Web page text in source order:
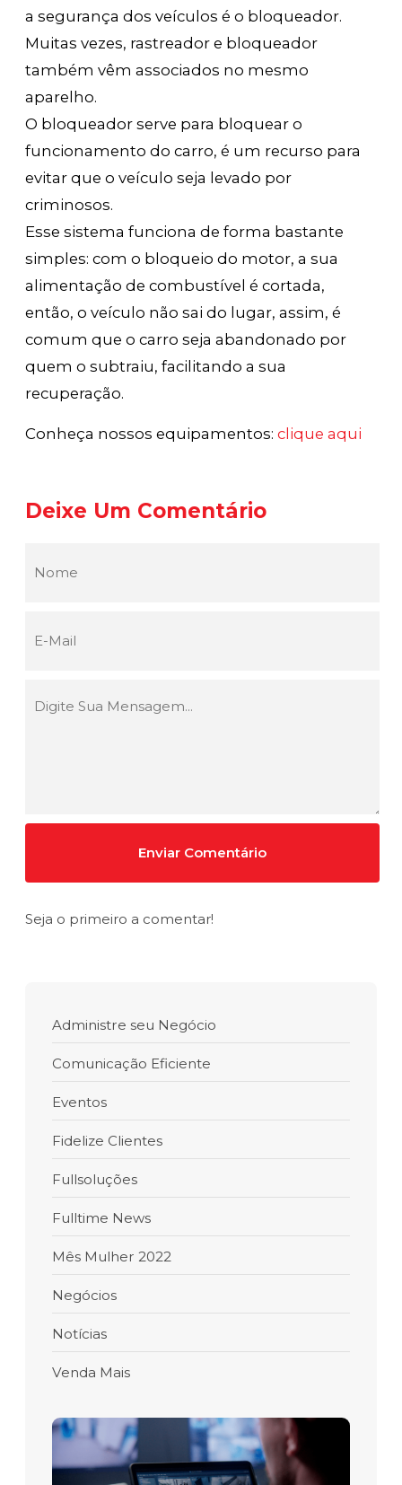
a segurança dos veículos é o bloqueador.
Muitas vezes, rastreador e bloqueador
também vêm associados no mesmo
aparelho.
O bloqueador serve para bloquear o
funcionamento do carro, é um recurso para
evitar que o veículo seja levado por
criminosos.
Esse sistema funciona de forma bastante
simples: com o bloqueio do motor, a sua
alimentação de combustível é cortada,
então, o veículo não sai do lugar, assim, é
comum que o carro seja abandonado por
quem o subtraiu, facilitando a sua
recuperação.
Conheça nossos equipamentos:clique aqui
Deixe Um Comentário
Seja o primeiro a comentar!
Administre seu Negócio
Comunicação Eficiente
Eventos
Fidelize Clientes
Fullsoluções
Fulltime News
Mês Mulher 2022
Negócios
Notícias
Venda Mais